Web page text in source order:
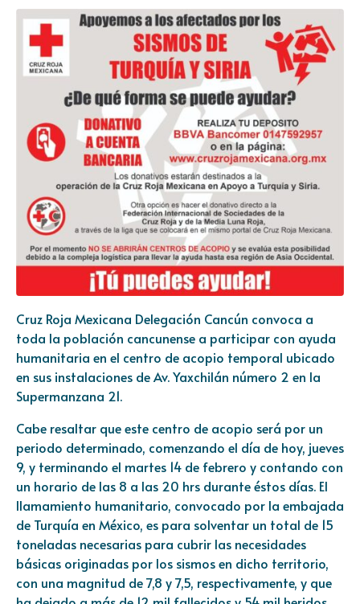
Cruz Roja Mexicana Delegación Cancún convoca a
toda la población cancunense a participar con ayuda
humanitaria en el centro de acopio temporal ubicado
en sus instalaciones de Av. Yaxchilán número 2 en la
Supermanzana 21.
Cabe resaltar que este centro de acopio será por un
periodo determinado, comenzando el día de hoy, jueves
9, y terminando el martes 14 de febrero y contando con
un horario de las 8 a las 20 hrs durante éstos días. El
llamamiento humanitario, convocado por la embajada
de Turquía en México, es para solventar un total de 15
toneladas necesarias para cubrir las necesidades
básicas originadas por los sismos en dicho territorio,
con una magnitud de 7,8 y 7,5, respectivamente, y que